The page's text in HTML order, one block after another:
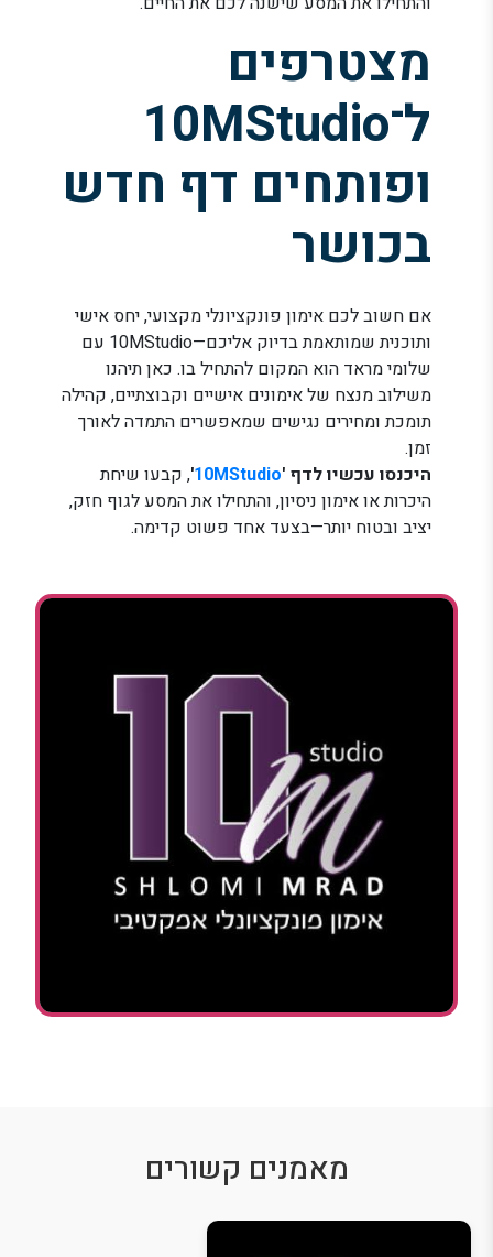
מצטרפים
ל־10MStudio
ופותחים דף חדש
בכושר
אם חשוב לכם אימון פונקציונלי מקצועי, יחס אישי
ותוכנית שמותאמת בדיוק אליכם—10MStudio עם
שלומי מראד הוא המקום להתחיל בו. כאן תיהנו
משילוב מנצח של אימונים אישיים וקבוצתיים, קהילה
תומכת ומחירים נגישים שמאפשרים התמדה לאורך
זמן.
היכנסו עכשיו לדף '10MStudio
', קבעו שיחת
היכרות או אימון ניסיון, והתחילו את המסע לגוף חזק,
יציב ובטוח יותר—בצעד אחד פשוט קדימה.
מאמנים קשורים